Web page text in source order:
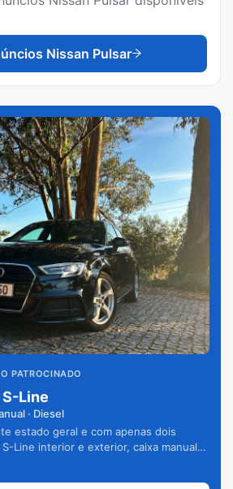
Nissan Pulsar
PATROCINADO
S-Line
· Diesel
estado geral e com apenas dois
Line interior e exterior, caixa manual